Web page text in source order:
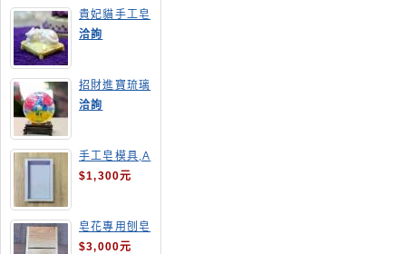
貴妃貓手工皂
洽詢
招財進寶琉璃
手工皂
洽詢
手工皂模具,A
4渲染盤
$1,300元
皂花專用刨皂
器
$3,000元